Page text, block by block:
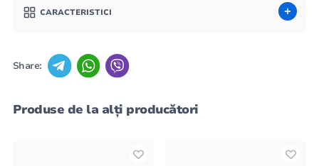
CARACTERISTICI
Share:
Produse de la alți producători